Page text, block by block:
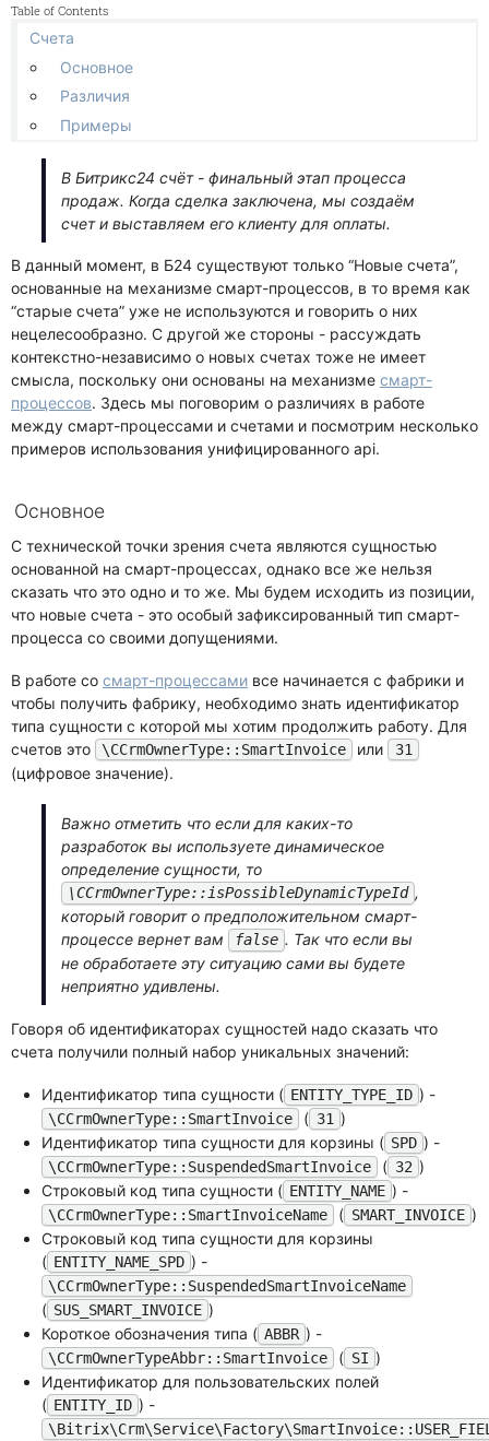
Гант
Связи и зависимости
Другие
Table of Contents
Счета
Основное
Различия
Примеры
В Битрикс24 счёт - финальный этап процесса
продаж. Когда сделка заключена, мы создаём
счет и выставляем его клиенту для оплаты.
В данный момент, в Б24 существуют только “Новые счета”,
основанные на механизме смарт-процессов, в то время как
“старые счета” уже не используются и говорить о них
нецелесообразно. С другой же стороны - рассуждать
контекстно-независимо о новых счетах тоже не имеет
смысла, поскольку они основаны на механизме смарт-
процессов. Здесь мы поговорим о различиях в работе
между смарт-процессами и счетами и посмотрим несколько
примеров использования унифицированного api.
Основное
С технической точки зрения счета являются сущностью
основанной на смарт-процессах, однако все же нельзя
сказать что это одно и то же. Мы будем исходить из позиции,
что новые счета - это особый зафиксированный тип смарт-
процесса со своими допущениями.
В работе со смарт-процессами все начинается с фабрики и
чтобы получить фабрику, необходимо знать идентификатор
типа сущности с которой мы хотим продолжить работу. Для
счетов это
\CCrmOwnerType::SmartInvoice или 31
(цифровое значение).
Важно отметить что если для каких-то
разработок вы используете динамическое
определение сущности, то
\CCrmOwnerType::isPossibleDynamicTypeId ,
который говорит о предположительном смарт-
процессе вернет вам
false . Так что если вы
не обработаете эту ситуацию сами вы будете
неприятно удивлены.
Говоря об идентификаторах сущностей надо сказать что
счета получили полный набор уникальных значений:
Идентификатор типа сущности ( ENTITY_TYPE_ID ) -
\CCrmOwnerType::SmartInvoice ( 31 )
Идентификатор типа сущности для корзины ( SPD ) -
\CCrmOwnerType::SuspendedSmartInvoice ( 32 )
Строковый код типа сущности ( ENTITY_NAME ) -
\CCrmOwnerType::SmartInvoiceName ( SMART_INVOICE )
Строковый код типа сущности для корзины
( ENTITY_NAME_SPD ) -
\CCrmOwnerType::SuspendedSmartInvoiceName
( SUS_SMART_INVOICE )
Короткое обозначения типа ( ABBR ) -
\CCrmOwnerTypeAbbr::SmartInvoice ( SI )
Идентификатор для пользовательских полей
( ENTITY_ID ) -